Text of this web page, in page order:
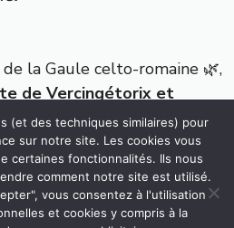
la Gaule celto-romaine 🌿,
de Vercingétorix et
le Mont Beuvray dévoile
et un musée captivant
sous la forêt,
(et des techniques similaires) pour
sur notre site. Les cookies vous
certaines fonctionnalités. Ils nous
comment notre site est utilisé.
vous consentez à l'utilisation
et cookies y compris à la